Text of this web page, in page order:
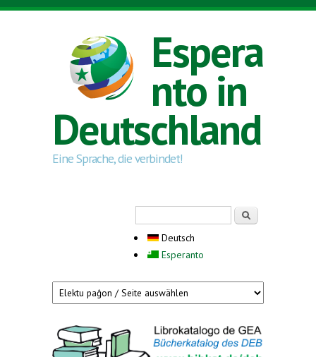
Direkt zum Inhalt
Espera
nto in
Deutschland
Eine Sprache, die verbindet!
Deutsch
Esperanto